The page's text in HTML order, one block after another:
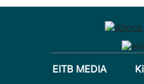
EITB MEDIA